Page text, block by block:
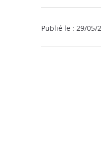
Publié le : 29/05/